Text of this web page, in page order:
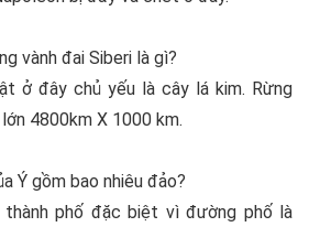
vành đai Siberi là gì?
ở đây chủ yếu là cây lá kim. Rừng
4800km X 1000 km.
Ý gồm bao nhiêu đảo?
phố đặc biệt vì đường phố là